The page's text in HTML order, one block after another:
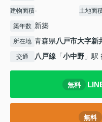
建物面積- 土地面
築年数 新築
所在地 青森県八戸市大字新
交通 八戸線 「小中野 」駅
無料
無料